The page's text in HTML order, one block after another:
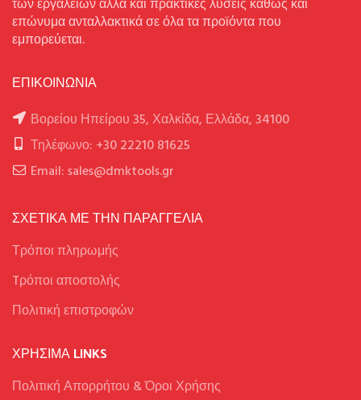
των εργαλείων αλλά και πρακτικές λύσεις καθώς και
επώνυμα ανταλλακτικά σε όλα τα προϊόντα που
εμπορεύεται.
ΕΠΙΚΟΙΝΩΝΙΑ
Βορείου Ηπείρου 35, Χαλκίδα, Ελλάδα, 34100
Τηλέφωνο: +30 22210 81625
Email: sales@dmktools.gr
ΣΧΕΤΙΚΑ ΜΕ ΤΗΝ ΠΑΡΑΓΓΕΛΙΑ
Τρόποι πληρωμής
Tρόποι αποστολής
Πολιτική επιστροφών
ΧΡΉΣΙΜΑ LINKS
Πολιτική Απορρήτου & Όροι Χρήσης